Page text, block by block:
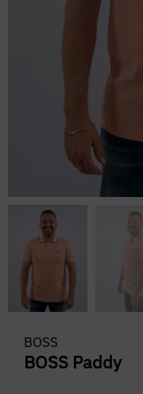
BOSS
BOSS Paddy